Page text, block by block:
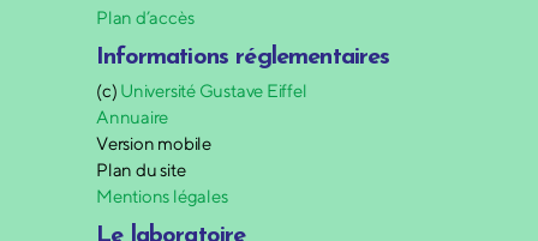
Plan d’accès
Informations réglementaires
(c) Université Gustave Eiffel
Annuaire
Version mobile
Plan du site
Mentions légales
Le laboratoire